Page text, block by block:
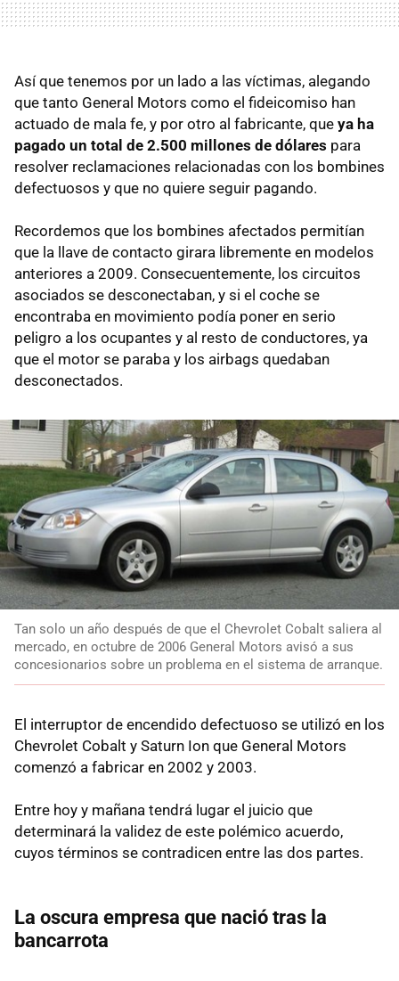
Así que tenemos por un lado a las víctimas, alegando
que tanto General Motors como el fideicomiso han
actuado de mala fe, y por otro al fabricante, que ya ha
pagado un total de 2.500 millones de dólares para
resolver reclamaciones relacionadas con los bombines
defectuosos y que no quiere seguir pagando.
Recordemos que los bombines afectados permitían
que la llave de contacto girara libremente en modelos
anteriores a 2009. Consecuentemente, los circuitos
asociados se desconectaban, y si el coche se
encontraba en movimiento podía poner en serio
peligro a los ocupantes y al resto de conductores, ya
que el motor se paraba y los airbags quedaban
desconectados.
Tan solo un año después de que el Chevrolet Cobalt saliera al
mercado, en octubre de 2006 General Motors avisó a sus
concesionarios sobre un problema en el sistema de arranque.
El interruptor de encendido defectuoso se utilizó en los
Chevrolet Cobalt y Saturn Ion que General Motors
comenzó a fabricar en 2002 y 2003.
Entre hoy y mañana tendrá lugar el juicio que
determinará la validez de este polémico acuerdo,
cuyos términos se contradicen entre las dos partes.
La oscura empresa que nació tras la
bancarrota